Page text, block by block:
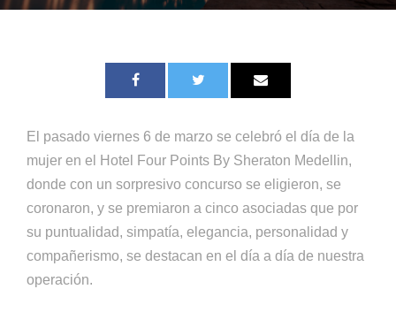
El pasado viernes 6 de marzo se celebró el día de la
mujer en el Hotel Four Points By Sheraton Medellin,
donde con un sorpresivo concurso se eligieron, se
coronaron, y se premiaron a cinco asociadas que por
su puntualidad, simpatía, elegancia, personalidad y
compañerismo, se destacan en el día a día de nuestra
operación.